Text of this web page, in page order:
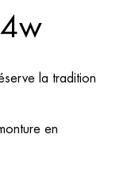
la tradition
en